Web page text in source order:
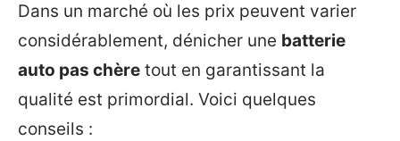
Dans un marché où les prix peuvent varier
considérablement, dénicher une batterie
auto pas chère tout en garantissant la
qualité est primordial. Voici quelques
conseils :